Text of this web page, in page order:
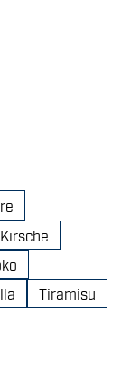
Kirsche
Tiramisu